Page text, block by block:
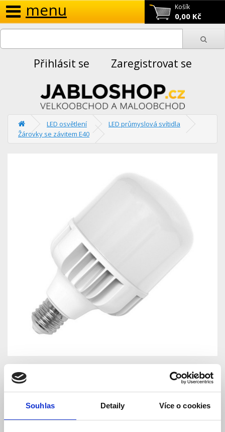
Souhlas Detaily Více o cookies
Košík
0,00 Kč
menu
Přihlásit se Zaregistrovat se
LED osvětlení
LED průmyslová svítidla
Žárovky se závitem E40